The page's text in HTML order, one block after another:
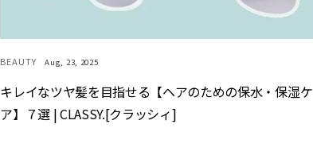
BEAUTY Aug, 23, 2025
キレイなツヤ髪を目指せる【ヘアのための保水・保湿ケ
ア】７選 | CLASSY.[クラッシィ]